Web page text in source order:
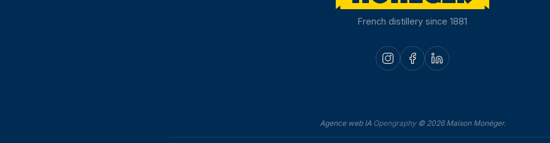
French distillery since 1881
Agence web IA Opengraphy© 2026 Maison Monéger.